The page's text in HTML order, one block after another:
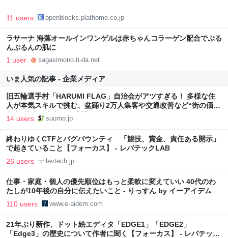
11 users openblocks.plathome.co.jp
ラサーナ 海藻オールインワンゲルは赤ちゃんコラーゲン配合でぷる
んぷるんの肌に
1 user sagasimono.ti-da.net
いま人気の記事 - 企業メディア
旧五輪選手村「HARUMI FLAG」自治会がアツすぎる！ 多様な住
人が本気スキルで挑む、盆踊り2万人集客や交通改善など“街の価値
向上”戦略 東京・中央区
14 users suumo.jp
終わりゆくCTFとバグバウンティ 「競技、賞金、責任ある開示」
で起きていること【フォーカス】 - レバテックLAB
26 users levtech.jp
仕事・家庭・個人の優先順位はもっと柔軟に変えていい 40代のわ
たしが10年後の自分に伝えたいこと - りっすん by イーアイデム
110 users www.e-aidem.com
21年ぶり新作、ドット絵エディタ「EDGE1」「EDGE2」
「Edge3」の歴史について作者に聞く【フォーカス】 - レバテック